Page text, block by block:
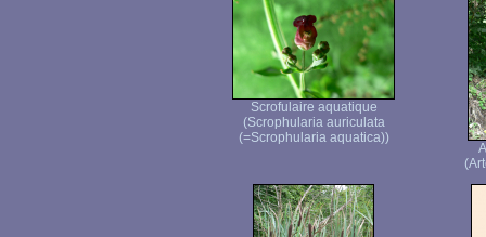
Scrofulaire aquatique
(Scrophularia auriculata
(=Scrophularia aquatica))